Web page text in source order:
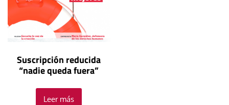
Suscripción reducida
“nadie queda fuera”
Leer más